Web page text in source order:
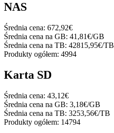
NAS
Średnia cena: 672,92€
Średnia cena na GB: 41,81€/GB
Średnia cena na TB: 42815,95€/TB
Produkty ogółem: 4994
Karta SD
Średnia cena: 43,12€
Średnia cena na GB: 3,18€/GB
Średnia cena na TB: 3253,56€/TB
Produkty ogółem: 14794